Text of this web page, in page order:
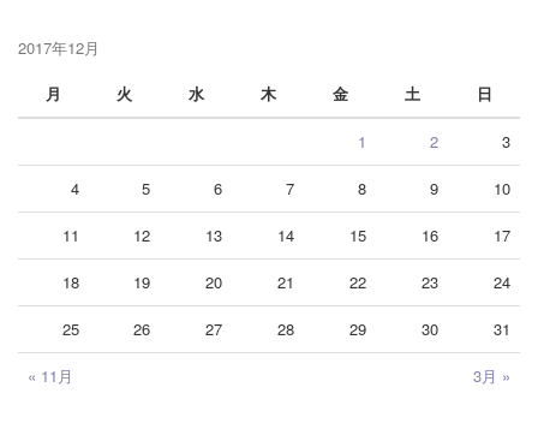
2017年12月
月
火 水 木 金 土 日
« 11月 3月 »
1 2 3
4 5 6 7 8 9 10
11 12 13 14 15 16 17
18 19 20 21 22 23 24
25 26 27 28 29 30 31